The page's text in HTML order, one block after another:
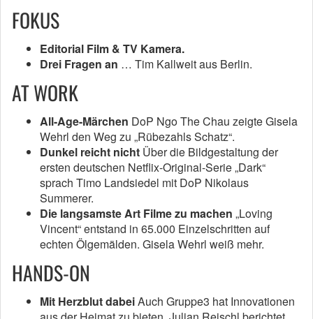
FOKUS
Editorial Film & TV Kamera.
Drei Fragen an … Tim Kallweit aus Berlin.
AT WORK
All-Age-Märchen DoP Ngo The Chau zeigte Gisela
Wehrl den Weg zu „Rübezahls Schatz“.
Dunkel reicht nicht Über die Bildgestaltung der
ersten deutschen Netflix-Original-Serie „Dark“
sprach Timo Landsiedel mit DoP Nikolaus
Summerer.
Die langsamste Art Filme zu machen „Loving
Vincent“ entstand in 65.000 Einzelschritten auf
echten Ölgemälden. Gisela Wehrl weiß mehr.
HANDS-ON
Mit Herzblut dabeiAuch Gruppe3 hat Innovationen